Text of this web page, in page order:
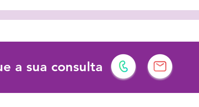
As férias podem ter vários
significados!
a sua consulta